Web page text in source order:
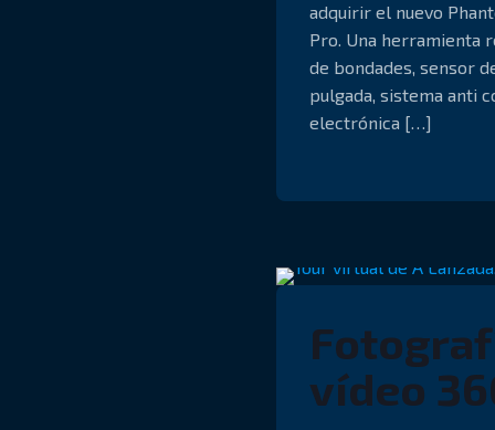
adquirir el nuevo
Pro. Una herramienta
de bondades, sensor
pulgada, sistema anti
electrónica […]
vídeo